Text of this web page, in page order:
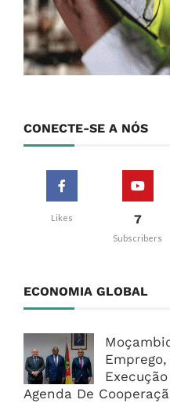
CONECTE-SE A NÓS
Likes 7
Subscribers
ECONOMIA GLOBAL
Agenda De